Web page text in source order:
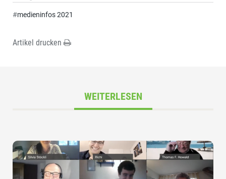
#medieninfos 2021
Artikel drucken
WEITERLESEN